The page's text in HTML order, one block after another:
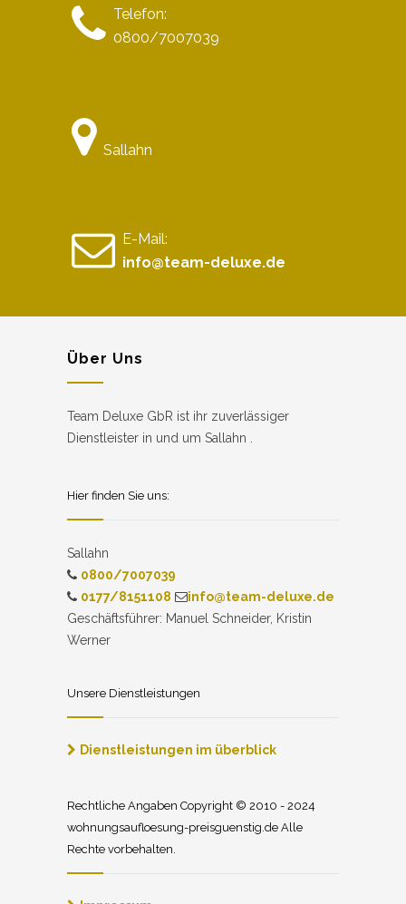
Telefon:
0800/7007039
Sallahn
E-Mail:
info@team-deluxe.de
Über Uns
Team Deluxe GbR ist ihr zuverlässiger
Dienstleister in und um Sallahn .
Hier finden Sie uns:
Sallahn
0800/7007039
0177/8151108
info@team-deluxe.de
Geschäftsführer: Manuel Schneider, Kristin
Werner
Unsere Dienstleistungen
Dienstleistungen im überblick
Rechtliche Angaben Copyright © 2010 - 2024
wohnungsaufloesung-preisguenstig.de Alle
Rechte vorbehalten.